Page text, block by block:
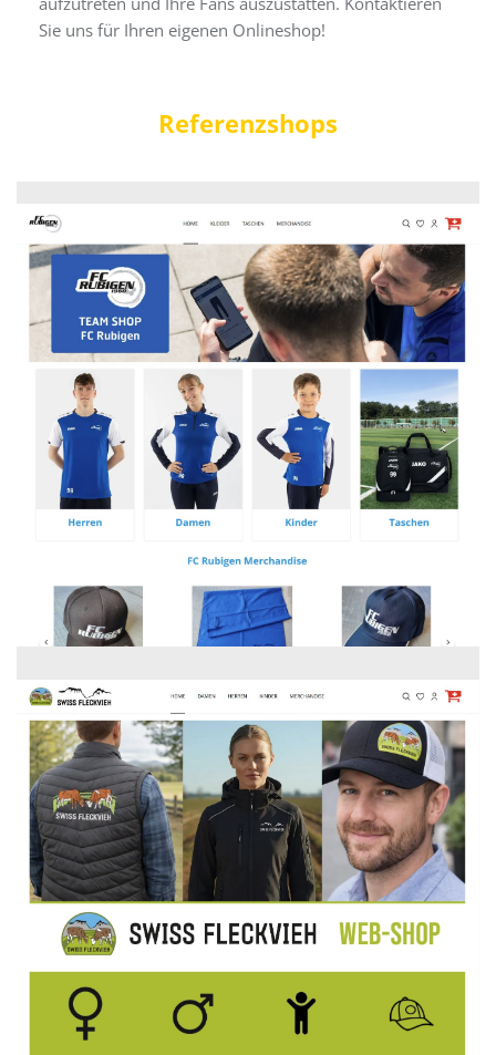
Sie uns für Ihren eigenen Onlineshop!
Referenzshops